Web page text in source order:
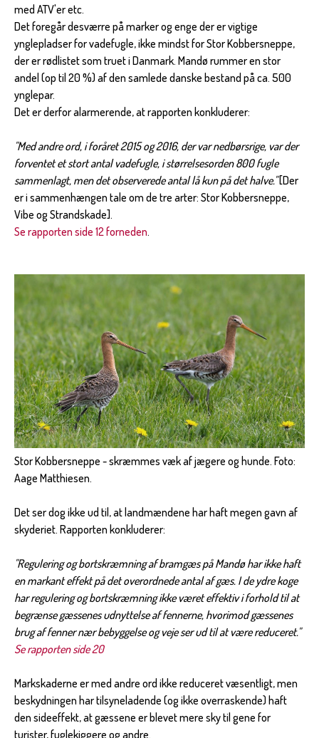
med ATV'er etc.
Det foregår desværre på marker og enge der er vigtige
ynglepladser for vadefugle, ikke mindst for Stor Kobbersneppe,
der er rødlistet som truet i Danmark. Mandø rummer en stor
andel (op til 20 %) af den samlede danske bestand på ca. 500
ynglepar.
Det er derfor alarmerende, at rapporten konkluderer:
"Med andre ord, i foråret 2015 og 2016, der var nedbørsrige, var der
forventet et stort antal vadefugle, i størrelsesorden 800 fugle
sammenlagt, men det observerede antal lå kun på det halve."[Der
er i sammenhængen tale om de tre arter: Stor Kobbersneppe,
Vibe og Strandskade].
Se rapporten side 12 forneden.
Stor Kobbersneppe - skræmmes væk af jægere og hunde. Foto:
Aage Matthiesen.
Det ser dog ikke ud til, at landmændene har haft megen gavn af
skyderiet. Rapporten konkluderer:
"Regulering og bortskræmning af bramgæs på Mandø har ikke haft
en markant effekt på det overordnede antal af gæs. I de ydre koge
har regulering og bortskræmning ikke været effektiv i forhold til at
begrænse gæssenes udnyttelse af fennerne, hvorimod gæssenes
brug af fenner nær bebyggelse og veje ser ud til at være reduceret."
Se rapporten side 20
Markskaderne er med andre ord ikke reduceret væsentligt, men
beskydningen har tilsyneladende (og ikke overraskende) haft
den sideeffekt, at gæssene er blevet mere sky til gene for
turister, fuglekiggere og andre.